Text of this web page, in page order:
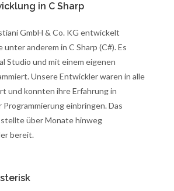
in C Sharp
GmbH & Co. KG entwickelt
anderem in C Sharp (C#). Es
Studio und mit einem eigenen
Unsere Entwickler waren in alle
und konnten ihre Erfahrung in
einbringen. Das
über Monate hinweg
bereit.